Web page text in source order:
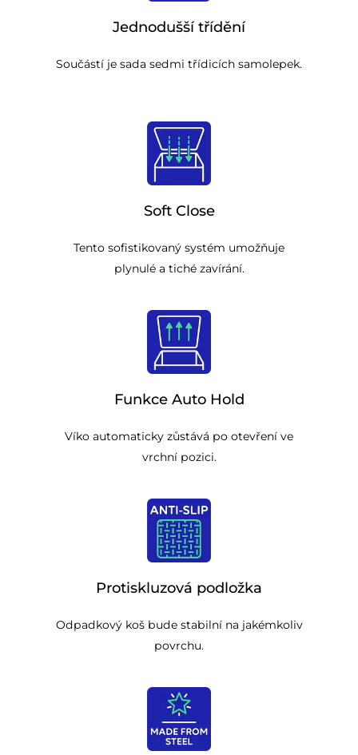
Jednodušší třídění
Součástí je sada sedmi třídicích samolepek.
Soft Close
Tento sofistikovaný systém umožňuje
plynulé a tiché zavírání.
Funkce Auto Hold
Víko automaticky zůstává po otevření ve
vrchní pozici.
Protiskluzová podložka
Odpadkový koš bude stabilní na jakémkoliv
povrchu.